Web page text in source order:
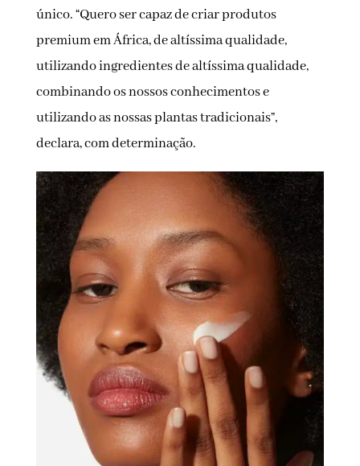
único. “Quero ser capaz de criar produtos
premium em África, de altíssima qualidade,
utilizando ingredientes de altíssima qualidade,
combinando os nossos conhecimentos e
utilizando as nossas plantas tradicionais”,
declara, com determinação.